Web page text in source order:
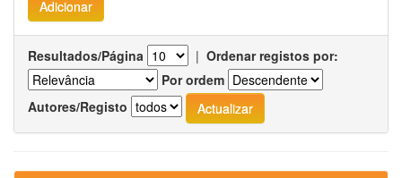
Resultados/Página | Ordenar registos por:
Por ordem
Autores/Registo